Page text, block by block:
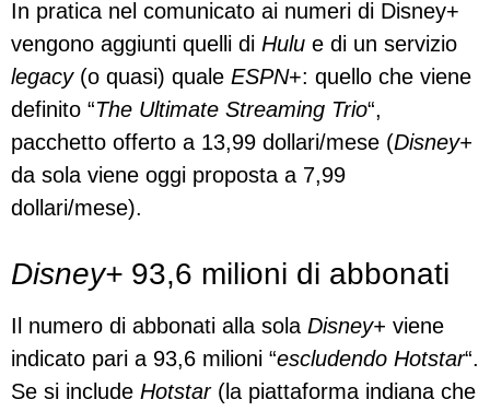
In pratica nel comunicato ai numeri di Disney+
vengono aggiunti quelli di Hulu e di un servizio
legacy(o quasi) quale ESPN+: quello che viene
definito “The Ultimate Streaming Trio“,
pacchetto offerto a 13,99 dollari/mese (Disney+
da sola viene oggi proposta a 7,99
dollari/mese).
Disney+ 93,6 milioni di abbonati
Il numero di abbonati alla sola Disney+ viene
indicato pari a 93,6 milioni “escludendo Hotstar“.
Se si include Hotstar(la piattaforma indiana che